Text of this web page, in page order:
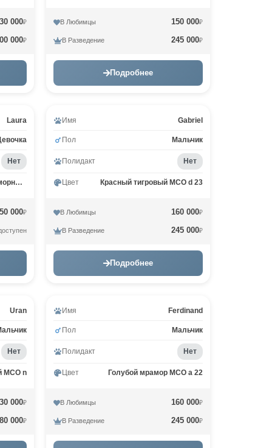
000₽
000₽
В Любимцы 150 000₽
В Разведение 245 000₽
Подробнее
Laura
Нет
Черный серебрянный мраморный MCO ns 22
50 000₽
Имя Gabriel
Пол Мальчик
Полидакт Нет
Цвет Красный тигровый MCO d 23
В Любимцы 160 000₽
В Разведение 245 000₽
Подробнее
Uran
Нет
MCO n
000₽
000₽
Имя Ferdinand
Пол Мальчик
Полидакт Нет
Цвет Голубой мрамор MCO a 22
В Любимцы 160 000₽
В Разведение 245 000₽